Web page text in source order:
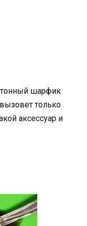
шарфик
только
аксессуар и